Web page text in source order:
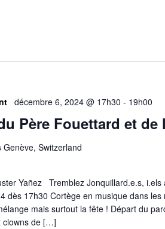
Père Fouettard et
décembre 6, 2024 @ 17h30 - 19h00
Genève, Switzerland
Yañez Tremblez Jonquillard.e.s,
dès 17h30 Cortège en musique dans
mais surtout la fête ! Départ du
clowns de […]